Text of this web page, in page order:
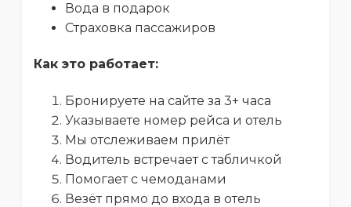
Вода в подарок
Страховка пассажиров
Как это работает:
Бронируете на сайте за 3+ часа
Указываете номер рейса и отель
Мы отслеживаем прилёт
Водитель встречает с табличкой
Помогает с чемоданами
Везёт прямо до входа в отель